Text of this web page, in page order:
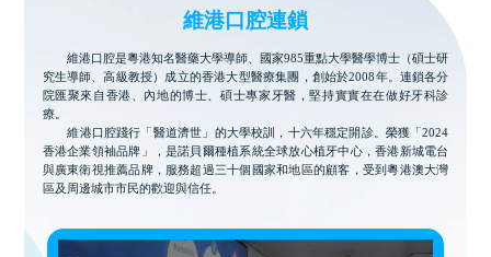
維港口腔連鎖
維港口腔是粵港知名醫藥大學導師、國家985重點大學醫學博士（碩士研
究生導師、高級教授）成立的香港大型醫療集團，創始於2008年。連鎖各分
院匯聚來自香港、內地的博士、碩士專家牙醫，堅持實實在在做好牙科診
療。
維港口腔踐行「醫道濟世」的大學校訓，十六年穩定開診。榮獲「2024
香港企業領袖品牌」，是諾貝爾種植系統全球放心植牙中心，香港新城電台
與廣東衛視推薦品牌，服務超過三十個國家和地區的顧客，受到粵港澳大灣
區及周邊城市市民的歡迎與信任。